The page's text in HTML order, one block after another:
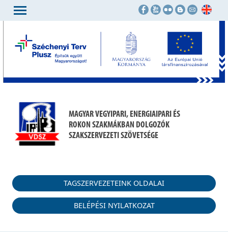
MAGYAR VEGYIPARI, ENERGIAIPARI ÉS
ROKON SZAKMÁKBAN DOLGOZÓK
SZAKSZERVEZETI SZÖVETSÉGE
TAGSZERVEZETEINK OLDALAI
BELÉPÉSI NYILATKOZAT